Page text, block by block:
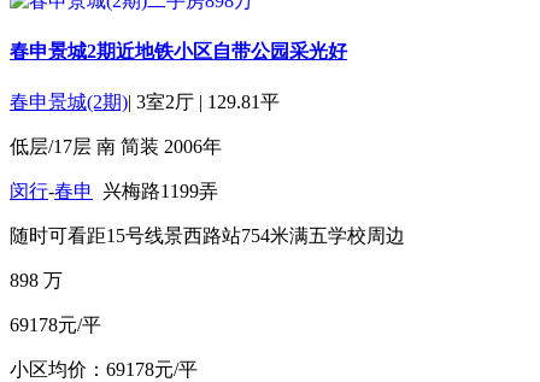
春申景城2期近地铁小区自带公园采光好
春申景城(2期)| 3室2厅 | 129.81平
低层/17层 南 简装 2006年
闵行-春申 兴梅路1199弄
随时可看距15号线景西路站754米满五学校周边
898 万
69178元/平
小区均价：69178元/平